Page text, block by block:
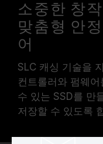
소중한 창
맞춤형 안
어
SLC 캐싱 기술을
컨트롤러와 펌웨
수 있는 SSD를 만
저장할 수 있도록